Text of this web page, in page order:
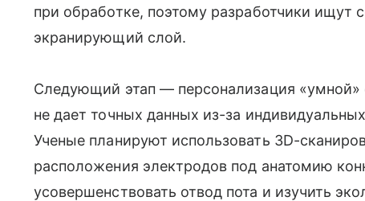
при обработке, поэтому разработчики ищут
экранирующий слой.
Следующий этап — персонализация
не дает точных данных из-за
Ученые планируют использовать 3D-
расположения электродов под анатомию
усовершенствовать отвод пота и изучить